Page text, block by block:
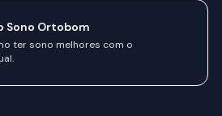
Sono Ortobom
ter sono melhores com o